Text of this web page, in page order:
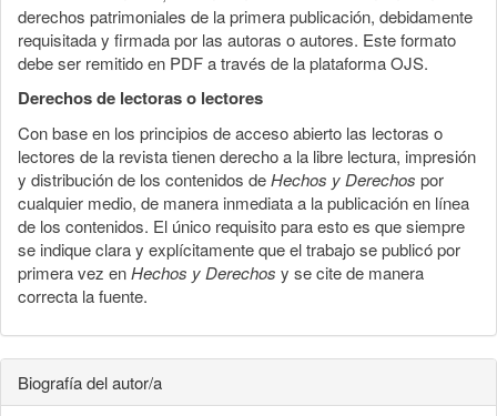
derechos patrimoniales de la primera publicación, debidamente
requisitada y firmada por las autoras o autores. Este formato
debe ser remitido en PDF a través de la plataforma OJS.
Derechos de lectoras o lectores
Con base en los principios de acceso abierto las lectoras o
lectores de la revista tienen derecho a la libre lectura, impresión
y distribución de los contenidos deHechos y Derechos por
cualquier medio, de manera inmediata a la publicación en línea
de los contenidos. El único requisito para esto es que siempre
se indique clara y explícitamente que el trabajo se publicó por
primera vez enHechos y Derechos y se cite de manera
correcta la fuente.
Biografía del autor/a